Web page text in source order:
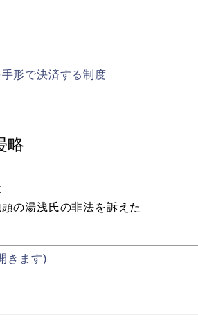
形で決済する制度
略
の湯浅氏の非法を訴えた
きます)